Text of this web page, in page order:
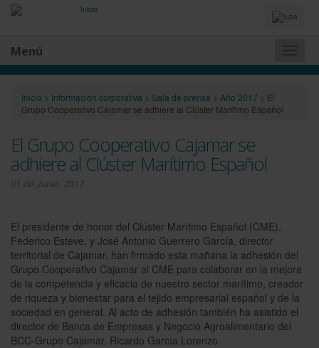
Idiomas
y
Menú
Inicio > Información corporativa > Sala de prensa > Año 2017 > El
Grupo Cooperativo Cajamar se adhiere al Clúster Marítimo Español
El Grupo Cooperativo Cajamar se
adhiere al Clúster Marítimo Español
01 de Junio, 2017
El presidente de honor del Clúster Marítimo Español (CME),
Federico Esteve, y José Antonio Guerrero García, director
territorial de Cajamar, han firmado esta mañana la adhesión del
Grupo Cooperativo Cajamar al CME para colaborar en la mejora
de la competencia y eficacia de nuestro sector marítimo, creador
de riqueza y bienestar para el tejido empresarial español y de la
sociedad en general. Al acto de adhesión también ha asistido el
director de Banca de Empresas y Negocio Agroalimentario del
BCC-Grupo Cajamar, Ricardo García Lorenzo.